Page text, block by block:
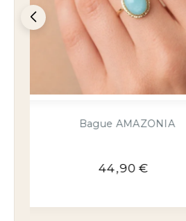
Boucles d'oreilles
34,90